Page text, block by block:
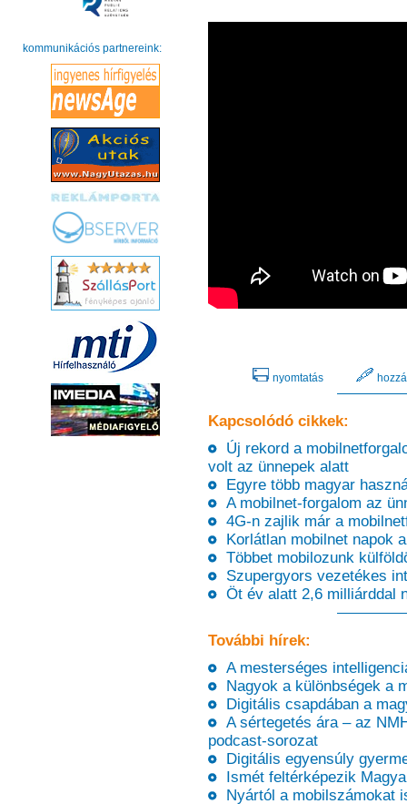
kommunikációs partnereink:
nyomtatás
Kapcsolódó cikkek:
Új rekord a
volt az ünnepek alatt
Egyre több magyar
A mobilnet-forgalom az
4G-n zajlik már a
Korlátlan mobilnet napok a
Többet mobilozunk
Szupergyors vezetékes
Öt év alatt 2,6 milliárddal
További hírek:
A mesterséges
Nagyok a különbségek a
Digitális csapdában a
A sértegetés ára – az
podcast-sorozat
Digitális egyensúly
Ismét feltérképezik
Nyártól a mobilszámokat